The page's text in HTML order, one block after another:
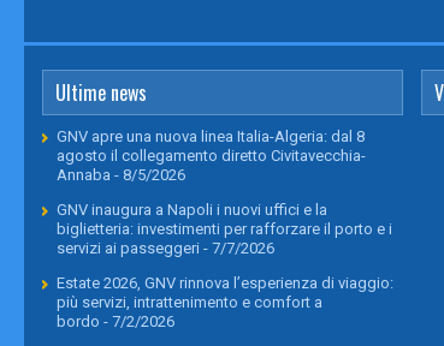
Ultime news
GNV apre una nuova linea Italia-Algeria: dal 8
agosto il collegamento diretto Civitavecchia-
Annaba - 8/5/2026
GNV inaugura a Napoli i nuovi uffici e la
biglietteria: investimenti per rafforzare il porto e i
servizi ai passeggeri - 7/7/2026
Estate 2026, GNV rinnova l’esperienza di viaggio:
più servizi, intrattenimento e comfort a
bordo - 7/2/2026